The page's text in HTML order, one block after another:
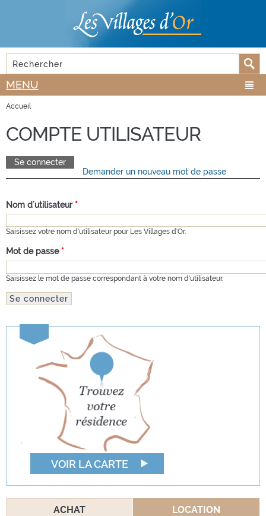
FORMULAIRE DE RECHERCHE
Rechercher
MENU
Accueil
COMPTE UTILISATEUR
ONGLETS PRINCIPAUX
Se connecter
Demander un nouveau mot de passe
Nom d'utilisateur *
Saisissez votre nom d'utilisateur pour Les Villages d'Or.
Mot de passe *
Saisissez le mot de passe correspondant à votre nom d'utilisateur.
VOIR LA CARTE
ACHAT LOCATION